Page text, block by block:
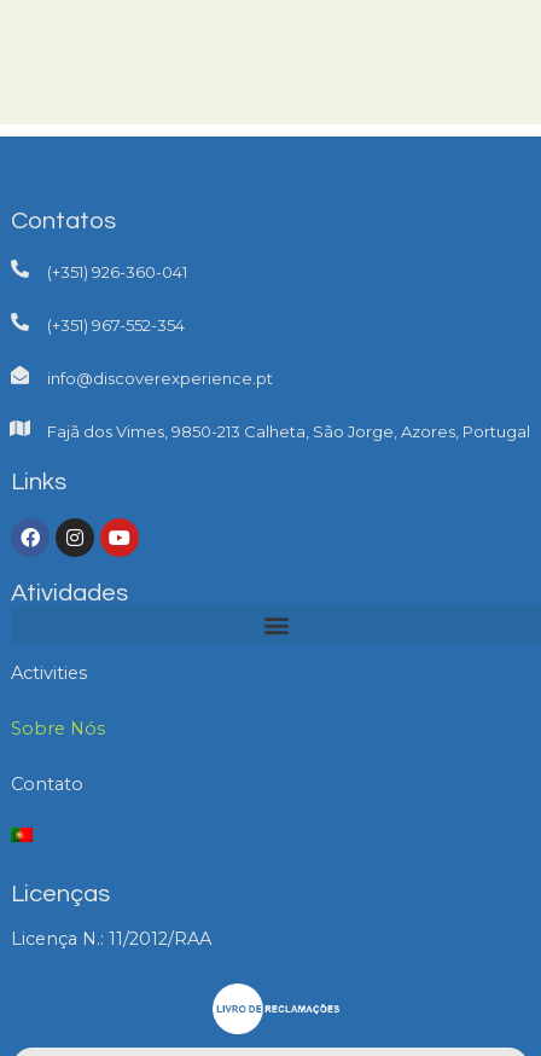
Contatos
(+351) 926-360-041
(+351) 967-552-354
info@discoverexperience.pt
Fajã dos Vimes, 9850-213 Calheta, São Jorge, Azores, Portugal
Links
F
a
e
b
k
I
n
s
t
a
m
Y
o
u
t
u
Atividades
Menu
Activities
Sobre Nós
Contato
Licenças
Licença N.: 11/2012/RAA